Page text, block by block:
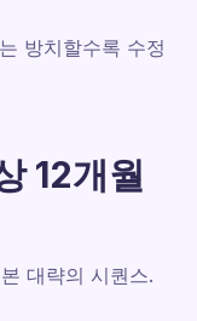
방치할수록 수정
12개월
대략의 시퀀스.